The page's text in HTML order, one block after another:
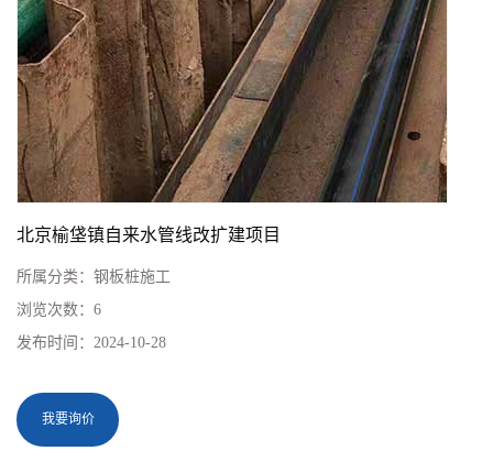
北京榆垡镇自来水管线改扩建项目
所属分类： 钢板桩施工
浏览次数： 6
发布时间： 2024-10-28
我要询价